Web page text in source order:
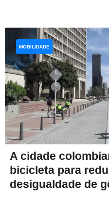
A cidade
bicicleta para
desigualdade de
MOBILIDADE